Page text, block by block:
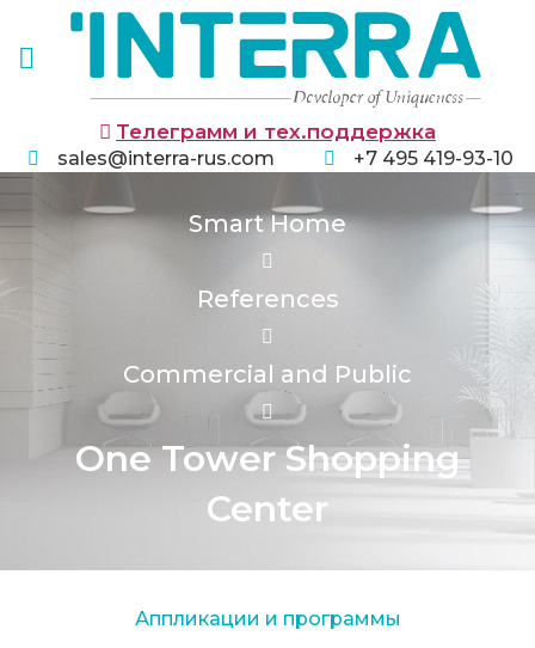
Телеграмм и тех.поддержка
sales@interra-rus.com +7 495 419-93-10
Smart Home
References
Commercial and Public
One Tower Shopping
Center
Аппликации и программы